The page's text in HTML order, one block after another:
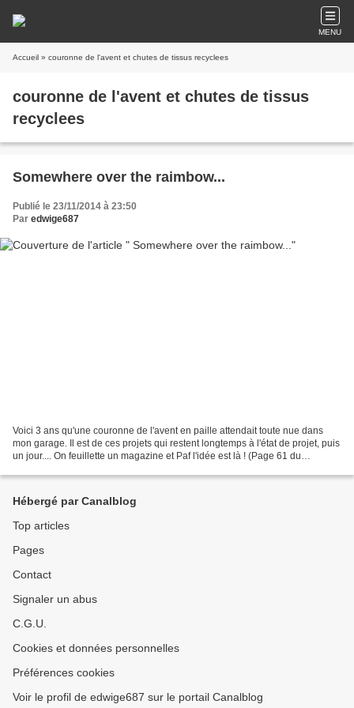
MENU
Accueil » couronne de l'avent et chutes de tissus recyclees
couronne de l'avent et chutes de tissus
recyclees
Somewhere over the raimbow...
Publié le 23/11/2014 à 23:50
Par edwige687
Voici 3 ans qu'une couronne de l'avent en paille attendait toute nue dans
mon garage. Il est de ces projets qui restent longtemps à l'état de projet, puis
un jour.... On feuillette un magazine et Paf l'idée est là ! (Page 61 du
Hébergé par Canalblog
Top articles
Pages
Contact
Signaler un abus
C.G.U.
Cookies et données personnelles
Préférences cookies
Voir le profil de edwige687 sur le portail Canalblog